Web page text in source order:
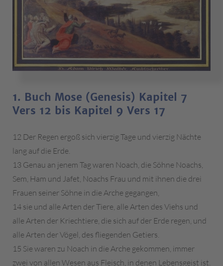
1. Buch Mose (Genesis) Kapitel 7
Vers 12 bis Kapitel 9 Vers 17
12 Der Regen ergoß sich vierzig Tage und vierzig Nächte
lang auf die Erde.
13 Genau an jenem Tag waren Noach, die Söhne Noachs,
Sem, Ham und Jafet, Noachs Frau und mit ihnen die drei
Frauen seiner Söhne in die Arche gegangen,
14 sie und alle Arten der Tiere, alle Arten des Viehs und
alle Arten der Kriechtiere, die sich auf der Erde regen, und
alle Arten der Vögel, des fliegenden Getiers.
15 Sie waren zu Noach in die Arche gekommen, immer
zwei von allen Wesen aus Fleisch, in denen Lebensgeist ist.